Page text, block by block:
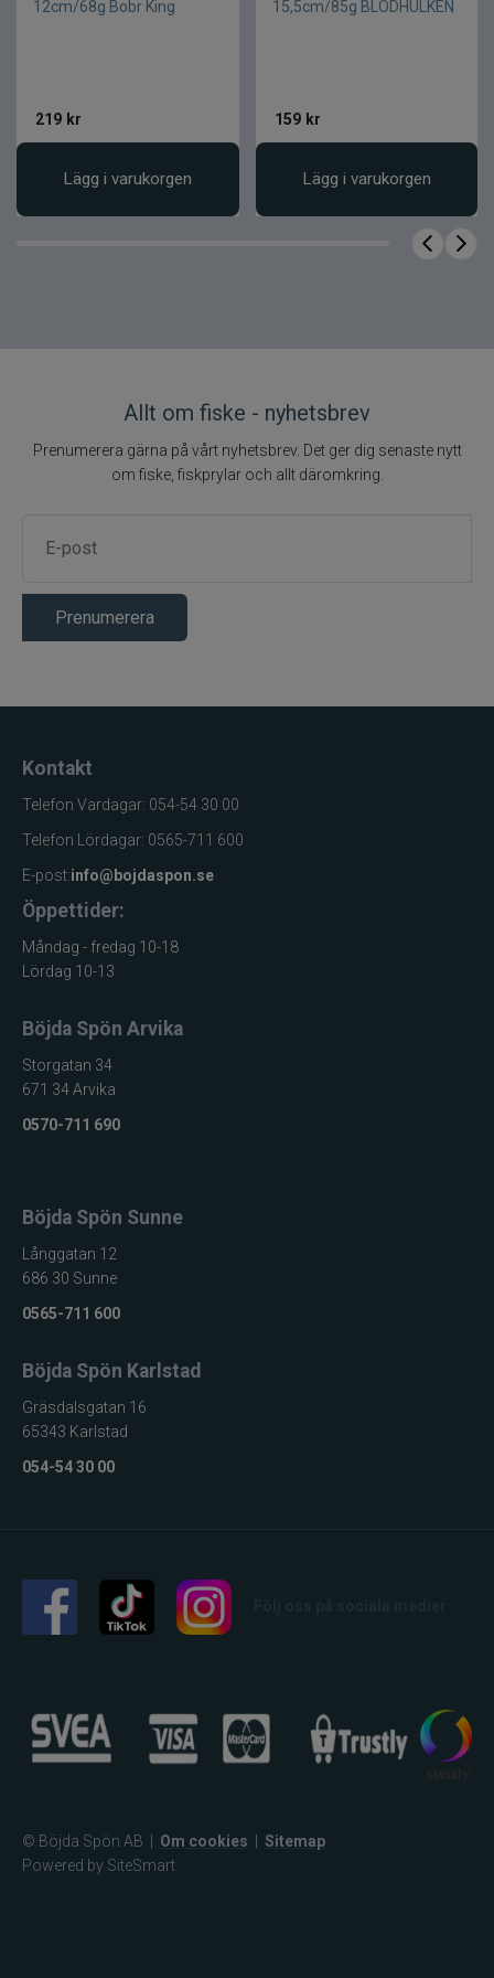
12cm/68g Bobr King
219 kr
Lägg i varukorgen
15,5cm/85g BLODHULKEN
159 kr
Lägg i varukorgen
Allt om fiske - nyhetsbrev
Prenumerera gärna på vårt nyhetsbrev. Det ger dig senaste nytt
om fiske, fiskprylar och allt däromkring.
Prenumerera
Kontakt
Telefon Vardagar: 054-54 30 00
Telefon Lördagar: 0565-711 600
E-post:info@bojdaspon.se
Öppettider:
Måndag - fredag 10-18
Lördag 10-13
Böjda Spön Arvika
Storgatan 34
671 34 Arvika
0570-711 690
Böjda Spön Sunne
Långgatan 12
686 30 Sunne
0565-711 600
Böjda Spön Karlstad
Gräsdalsgatan 16
65343 Karlstad
054-54 30 00
© Böjda Spön AB Om cookies
Sitemap
Powered by SiteSmart